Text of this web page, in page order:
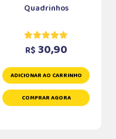
Quadrinhos
R$ 30,90
ADICIONAR AO CARRINHO
COMPRAR AGORA